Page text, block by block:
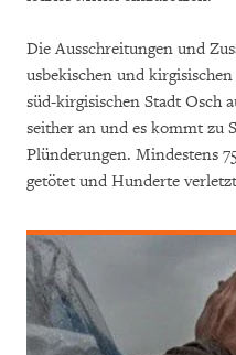
Die Ausschreitungen und
usbekischen und
süd-kirgisischen Stadt Osch
seither an und es kommt zu
Plünderungen. Mindestens
getötet und Hunderte